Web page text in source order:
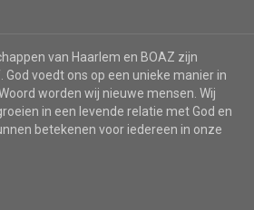
van Haarlem en BOAZ zijn
voedt ons op een unieke manier in
worden wij nieuwe mensen. Wij
in een levende relatie met God en
betekenen voor iedereen in onze